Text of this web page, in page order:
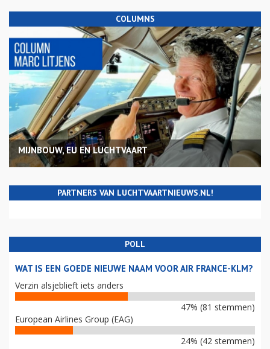
COLUMNS
MIJNBOUW, EU EN LUCHTVAART
PARTNERS VAN LUCHTVAARTNIEUWS.NL!
POLL
WAT IS EEN GOEDE NIEUWE NAAM VOOR AIR FRANCE-KLM?
Verzin alsjeblieft iets anders
47% (81 stemmen)
European Airlines Group (EAG)
24% (42 stemmen)